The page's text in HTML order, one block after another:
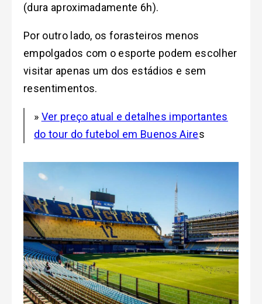
(dura aproximadamente 6h).
Por outro lado, os forasteiros menos
empolgados com o esporte podem escolher
visitar apenas um dos estádios e sem
resentimentos.
» Ver preço atual e detalhes importantes
do tour do futebol em Buenos Aires